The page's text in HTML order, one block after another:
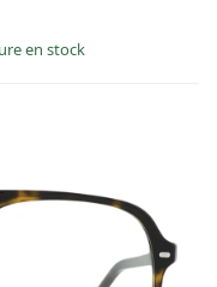
en stock